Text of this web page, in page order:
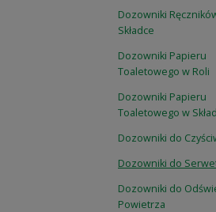
Dozowniki
Składce
Dozowniki Papieru
Toaletowego w Roli
Dozowniki Papieru
Toaletowego w
Dozowniki do
Dozowniki do
Dozowniki do
Powietrza